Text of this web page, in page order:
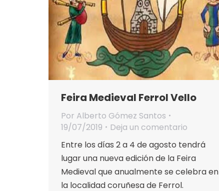
Feira Medieval Ferrol Vello
Por Alberto Gómez Santos
19/07/2019
Deja un comentario
Entre los días 2 a 4 de agosto tendrá
lugar una nueva edición de la Feira
Medieval que anualmente se celebra en
la localidad coruñesa de Ferrol.